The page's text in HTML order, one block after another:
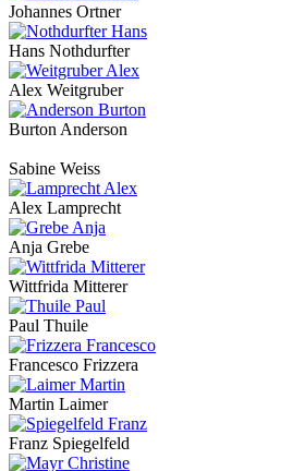
Johannes Ortner
Hans Nothdurfter
Alex Weitgruber
Burton Anderson
Sabine Weiss
Alex Lamprecht
Anja Grebe
Wittfrida Mitterer
Paul Thuile
Francesco Frizzera
Martin Laimer
Franz Spiegelfeld